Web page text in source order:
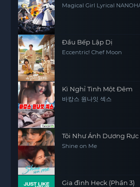
Magical Girl Lyrical
Đầu Bếp Lập Dị
Eccentric! Chef Moon
Kì Nghỉ Tình Một Đêm
바캉스 원나잇 섹스
Tôi Như Ánh Dương Rực
Shine on Me
Gia đình Heck (Phần 3)